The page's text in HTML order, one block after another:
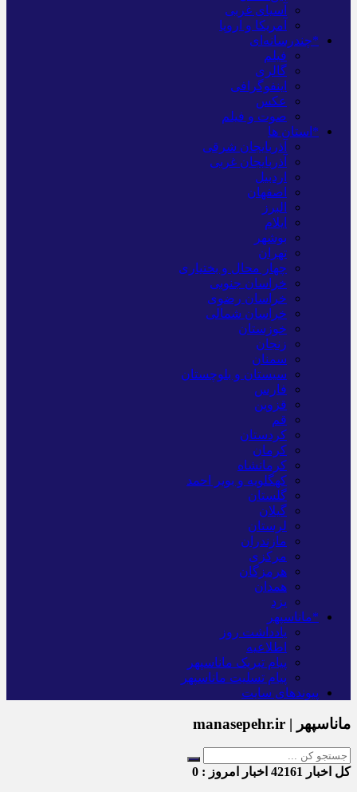
آسیای غربی
آمریکا و اروپا
*چندرسانه‌ای
فیلم
گالری
اینفوگرافی
عکس
صوت و فیلم
*استان ها
آذربایجان شرقی
آذربایجان غربی
اردبیل
اصفهان
البرز
ایلام
بوشهر
تهران
چهار محال و بختیاری
خراسان جنوبی
خراسان رضوی
خراسان شمالی
خوزستان
زنجان
سمنان
سیستان و بلوچستان
فارس
قزوین
قم
کردستان
کرمان
کرمانشاه
کهگلویه و بویر احمد
گلستان
گیلان
لرستان
مازندران
مرکزی
هرمزگان
همدان
یزد
*ماناسپهر
یادداشت روز
اطلاعیه
پیام تبریک ماناسپهر
پیام تسلیت ماناسپهر
پیوندهای سایت
ماناسپهر | manasepehr.ir
کل اخبار اخبار امروز : 0